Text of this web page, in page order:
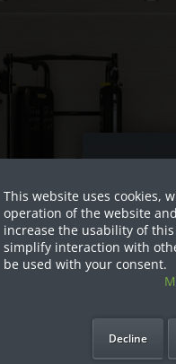
This website uses cookies,
operation of the website
increase the usability of
simplify interaction with
be used with your consent.
Decline
Dies ist
werden
Ja